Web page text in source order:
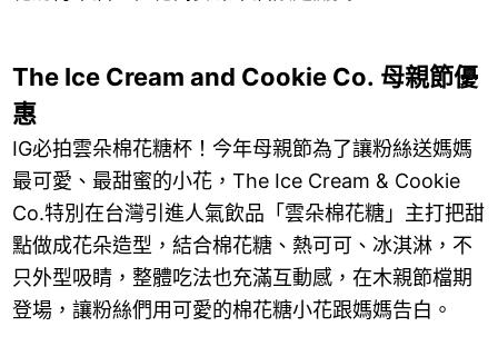
The Ice Cream and Cookie Co. 母親節優
惠
IG必拍雲朵棉花糖杯！今年母親節為了讓粉絲送媽媽
最可愛、最甜蜜的小花，The Ice Cream & Cookie
Co.特別在台灣引進人氣飲品「雲朵棉花糖」主打把甜
點做成花朵造型，結合棉花糖、熱可可、冰淇淋，不
只外型吸睛，整體吃法也充滿互動感，在木親節檔期
登場，讓粉絲們用可愛的棉花糖小花跟媽媽告白。